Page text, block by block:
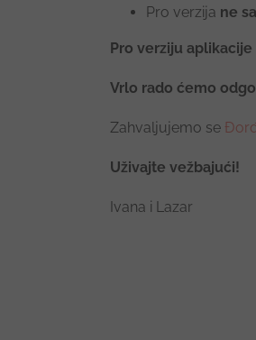
Pro verzija ne
Pro verziju
Vrlo rado ćemo
Zahvaljujemo se
Uživajte vežbajući!
Ivana i Lazar